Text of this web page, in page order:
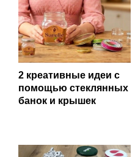
2 креативные идеи с
помощью стеклянных
банок и крышек